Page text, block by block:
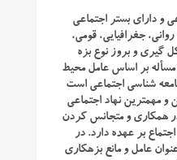
و دارای بستر اجتماعی
جغرافیایی، قومی،
‌گیری و بروز نوع بزه
مسأله بر اساس عامل محیط
شناسی اجتماعی است
مهمترین نهاد اجتماعی
همكاری و متجانس كردن
بر عهده دارد. در
عامل و مانع بزهكاری